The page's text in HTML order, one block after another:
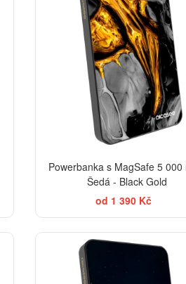
Powerbanka s MagSafe 5 000
Šedá - Black Gold
od 1 390 Kč